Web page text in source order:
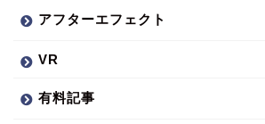
アフターエフェクト
VR
有料記事